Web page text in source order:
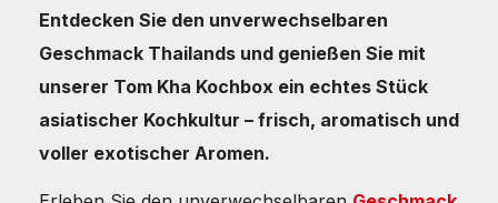
Entdecken Sie den unverwechselbaren
Geschmack Thailands und genießen Sie mit
unserer Tom Kha Kochbox ein echtes Stück
asiatischer Kochkultur – frisch, aromatisch und
voller exotischer Aromen.